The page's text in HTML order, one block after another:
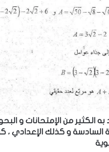
الكثير من الإمتحانات و
السادسة و كذلك الإعدادي